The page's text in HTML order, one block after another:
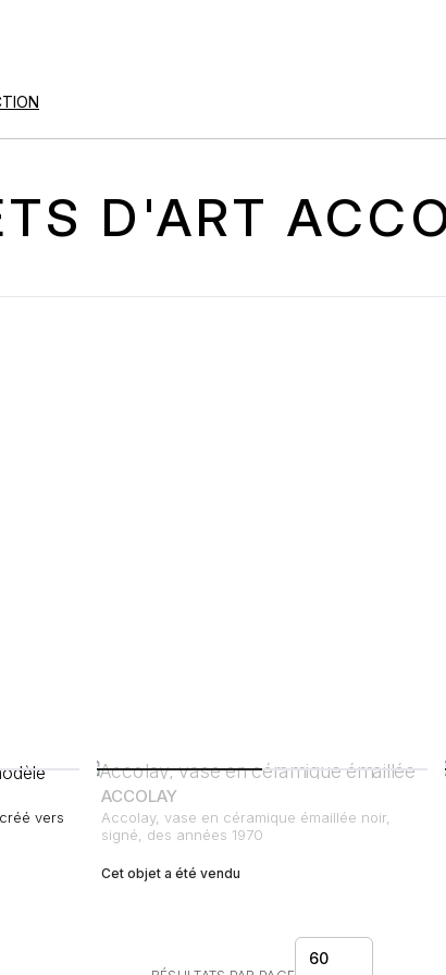
D'ART
vers
ACCOLAY
Accolay, vase en céramique émaillée noir,
signé, des années 1970
Cet objet a été vendu
60